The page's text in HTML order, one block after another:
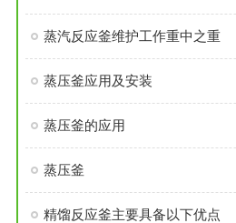
蒸汽反应釜维护工作重中之重
蒸压釜应用及安装
蒸压釜的应用
蒸压釜
精馏反应釜主要具备以下优点